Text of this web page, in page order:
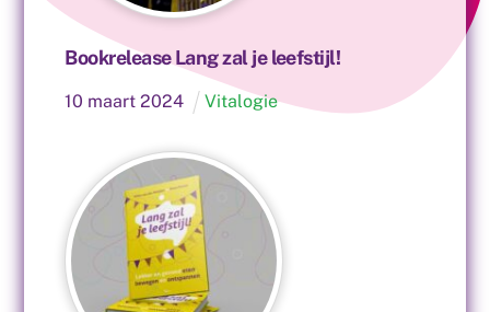
Bookrelease Lang zal je leefstijl!
10 maart 2024 Vitalogie